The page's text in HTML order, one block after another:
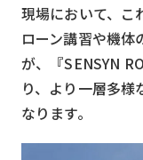
現場において、こ
ローン講習や機体
が、『SENSYN
り、より一層多
なります。